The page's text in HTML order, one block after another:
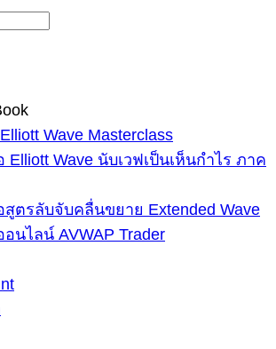
Wave Masterclass
Elliott Wave นับเวฟเป็นเห็นกำไร ภาค
สูตรลับจับคลื่นขยาย Extended Wave
นไลน์ AVWAP Trader